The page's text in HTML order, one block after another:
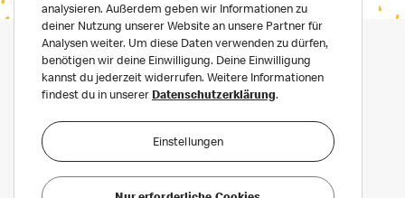
analysieren. Außerdem geben wir Informationen zu
deiner Nutzung unserer Website an unsere Partner für
Analysen weiter. Um diese Daten verwenden zu dürfen,
benötigen wir deine Einwilligung. Deine Einwilligung
kannst du jederzeit widerrufen. Weitere Informationen
findest du in unserer Datenschutzerklärung.
Einstellungen